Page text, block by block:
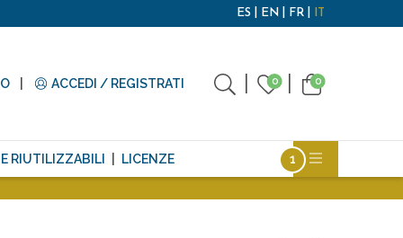
ES EN FR IT
ACCEDI / REGISTRATI 0 0
RIUTILIZZABILI LICENZE